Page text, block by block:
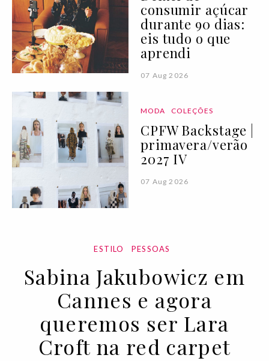
consumir açúcar
durante 90 dias:
eis tudo o que
aprendi
07 Aug 2026
MODA COLEÇÕES
CPFW Backstage |
primavera/verão
2027 IV
07 Aug 2026
ESTILO PESSOAS
Sabina Jakubowicz em
Cannes e agora
queremos ser Lara
Croft na red carpet